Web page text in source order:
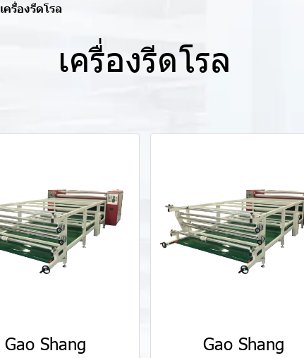
เครื่องรีดโรล
เครื่องรีดโรล
Gao Shang Gao Shang